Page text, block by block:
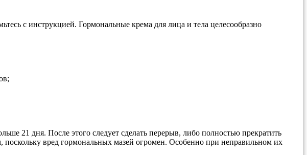
с инструкцией. Гормональные крема для лица и тела целесообразно
21 дня. После этого следует сделать перерыв, либо полностью прекратить
вред гормональных мазей огромен. Особенно при неправильном их